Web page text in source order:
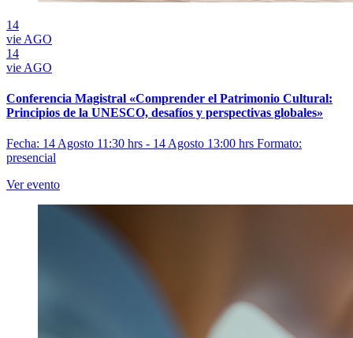
14
vie AGO
14
vie AGO
Conferencia Magistral «Comprender el Patrimonio Cultural:
Principios de la UNESCO, desafíos y perspectivas globales»
Fecha: 14 Agosto 11:30 hrs - 14 Agosto 13:00 hrs Formato:
presencial
Ver evento